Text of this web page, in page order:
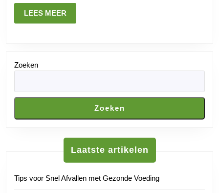
LEES MEER
MEER
Zoeken
Zoeken
Laatste artikelen
Tips voor Snel Afvallen met Gezonde Voeding